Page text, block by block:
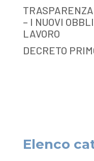
– I NUOVI
LAVORO
DECRETO
Elenco